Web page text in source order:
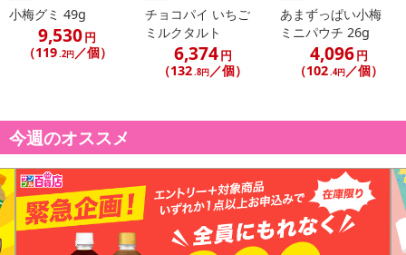
小梅グミ 49g
9,530円
（119.2円／個）
チョコパイ いちご
ミルクタルト
6,374円
（132.8円／個）
あまずっぱい小梅
ミニパウチ 26g
4,096円
（102.4円／個）
今週のオススメ